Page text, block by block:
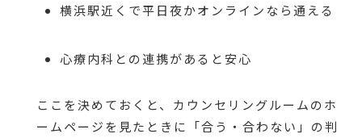
横浜駅近くで平日夜かオンラインなら通える
心療内科との連携があると安心
ここを決めておくと、カウンセリングルームのホ
ームページを見たときに「合う・合わない」の判